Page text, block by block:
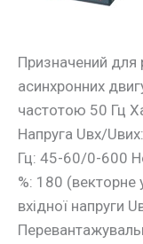
Призначений для
асинхронних
частотою 50 Гц
Напруга Uвх/
Гц: 45-60/0-600
%: 180 (векторне
вхідної напруги